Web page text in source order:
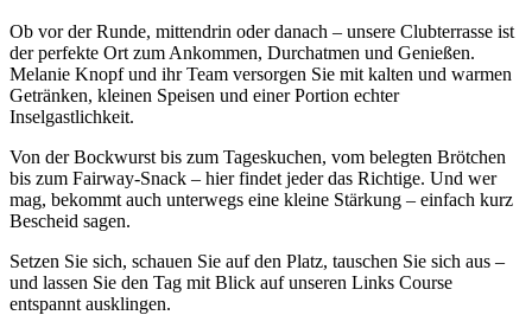
Ob vor der Runde, mittendrin oder danach – unsere Clubterrasse ist
der perfekte Ort zum Ankommen, Durchatmen und Genießen.
Melanie Knopf und ihr Team versorgen Sie mit kalten und warmen
Getränken, kleinen Speisen und einer Portion echter
Inselgastlichkeit.
Von der Bockwurst bis zum Tageskuchen, vom belegten Brötchen
bis zum Fairway-Snack – hier findet jeder das Richtige. Und wer
mag, bekommt auch unterwegs eine kleine Stärkung – einfach kurz
Bescheid sagen.
Setzen Sie sich, schauen Sie auf den Platz, tauschen Sie sich aus –
und lassen Sie den Tag mit Blick auf unseren Links Course
entspannt ausklingen.